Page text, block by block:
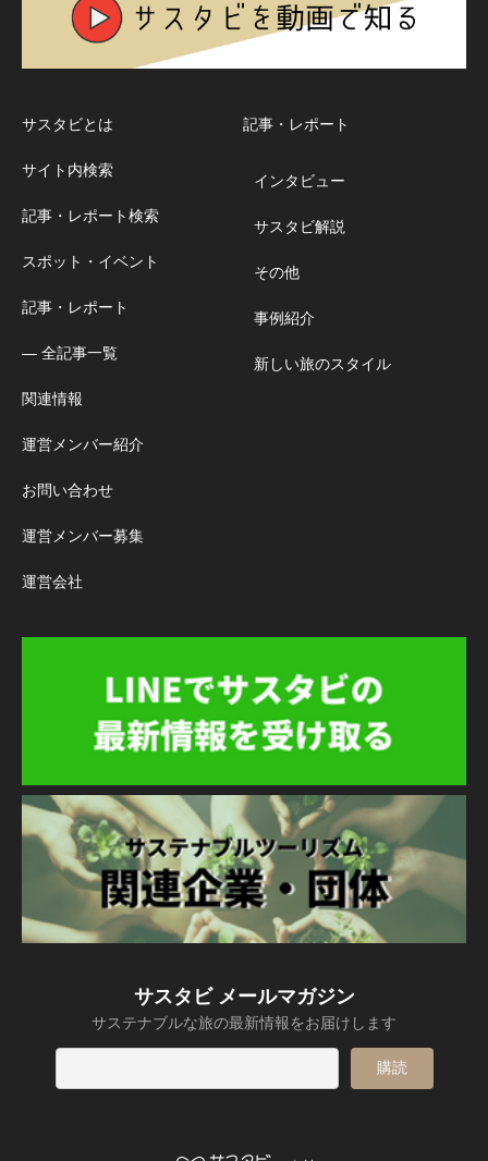
サスタビとは
サイト内検索
記事・レポート検索
スポット・イベント
記事・レポート
― 全記事一覧
関連情報
運営メンバー紹介
お問い合わせ
運営メンバー募集
運営会社
記事・レポート
インタビュー
サスタビ解説
その他
事例紹介
新しい旅のスタイル
サスタビ メールマガジン
サステナブルな旅の最新情報をお届けします